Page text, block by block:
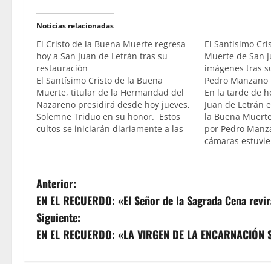
Noticias relacionadas
El Cristo de la Buena Muerte regresa
hoy a San Juan de Letrán tras su
restauración
El Santísimo Cristo de la Buena
Muerte, titular de la Hermandad del
Nazareno presidirá desde hoy jueves,
Solemne Triduo en su honor. Estos
cultos se iniciarán diariamente a las
la Orden…
El Santísimo
Muerte de San
imágenes tras
Pedro Manzano
En la tarde de
Juan de Letrán
la Buena
por Pedro
cámaras
N
a
v
Anterior:
EN EL RECUERDO: «El Señor de la Sagrada Cena
Siguiente:
EN EL RECUERDO: «LA VIRGEN DE LA ENCARNACIÓN